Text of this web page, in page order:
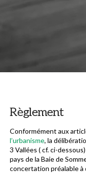
Règlement
Conformément aux
l’urbanisme, la
3 Vallées ( cf. ci-
pays de la Baie de
concertation préalable à